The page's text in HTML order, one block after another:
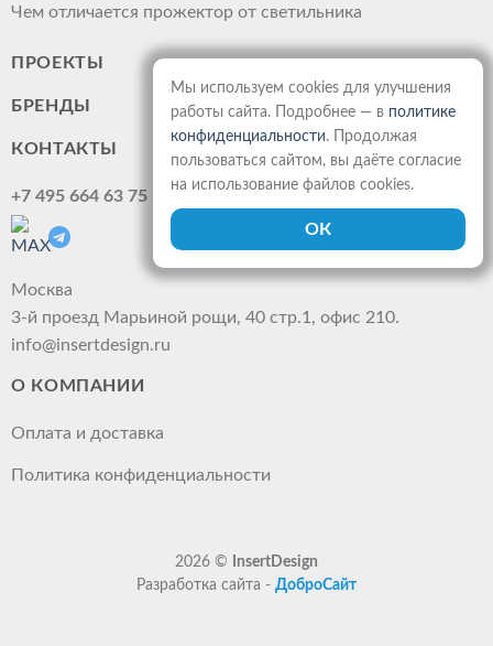
Чем отличается прожектор от светильника
ПРОЕКТЫ
БРЕНДЫ
КОНТАКТЫ
+7 495 664 63 75
Москва
3-й проезд Марьиной рощи, 40 стр.1, офис 210.
info@insertdesign.ru
О КОМПАНИИ
Оплата и доставка
Политика конфиденциальности
2026 ©
InsertDesign
Разработка сайта - ДоброСайт
Мы используем cookies для улучшения
работы сайта. Подробнее — в политике
конфиденциальности. Продолжая
пользоваться сайтом, вы даёте согласие
на использование файлов cookies.